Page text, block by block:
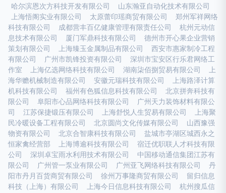
哈尔滨恩次方科技开发有限公司
山东瀚亚自动化技术有限公司
上海悟阁实业有限公司
太原蕾印瑶商贸有限公司
郑州军祥网络
科技有限公司
成都营丰百亿健康管理有限责任公司
杭州元动信
息技术有限公司
厦门军鼎科技有限公司
德州市开心果企业营销
策划有限公司
上海臻玉金属制品有限公司
西安市惠家制冷工程
有限公司
广州市凯锋投资有限公司
深圳市宝安区行乐君网络工
作室
上海亿选网络科技有限公司 湖南柒佰捌贸易有限公司
上
海华赡机械制造有限公司
安徽元瑞科技有限公司
上海路泽计算
机科技有限公司
福州有色狐信息科技有限公司
北京拼奔科技有
限公司
阜阳市心品网络科技有限公司
广州天力装饰材料有限公
司
江苏保捷锻压有限公司 上海舒悦人生贸易有限公司
上海聚
民冷暖设备工程有限公司
北京圆尚文化传媒有限公司
山西豫强
物资有限公司
北京合智康科技有限公司
盐城市亭湖区城西永之
恒家禽经营部
上海博逾科技有限公司
宿迁优职联人才科技有限
公司
深圳卓宝雨水利用技术有限公司
中国移动通信集团江苏有
限公司
广州管一泵业有限公司 广州亚飞网络科技有限公司
丹
阳市丹月百货商贸有限公司
徐州万事隆商贸有限公司
留归信息
科技（上海）有限公司
上海今日信息科技有限公司 杭州搜瓜信